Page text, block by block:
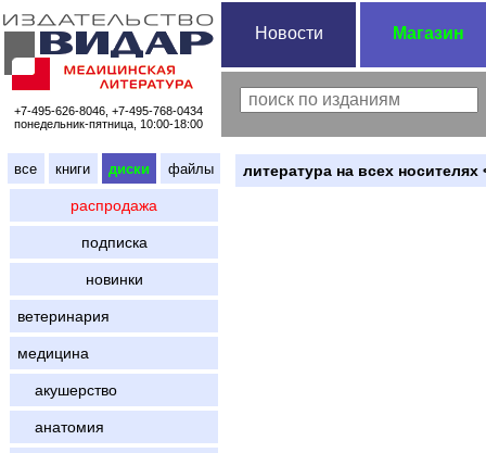
+7-495-626-8046, +7-495-768-0434
понедельник-пятница, 10:00-18:00
Новости Магазин
все книги диски файлы
распродажа
подписка
новинки
ветеринария
медицина
акушерство
анатомия
литература на всех носителях